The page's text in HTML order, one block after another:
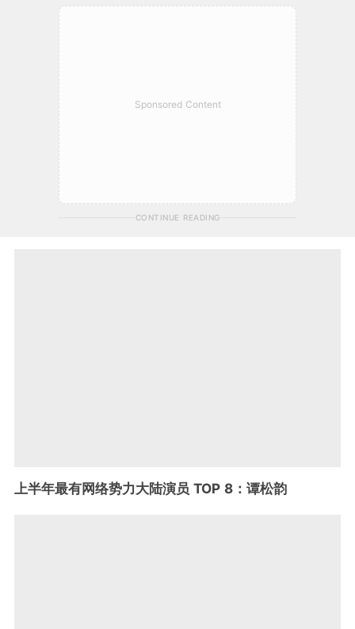
Sponsored Content
CONTINUE READING
上半年最有网络势力大陆演员 TOP 8：谭松韵